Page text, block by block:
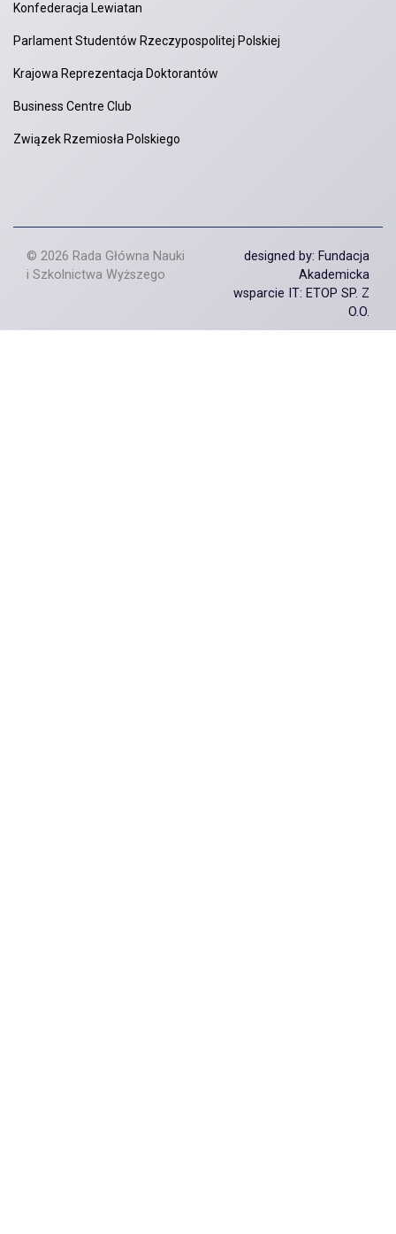
Konfederacja Lewiatan
Parlament Studentów Rzeczypospolitej Polskiej
Krajowa Reprezentacja Doktorantów
Business Centre Club
Związek Rzemiosła Polskiego
© 2026 Rada Główna Nauki
i Szkolnictwa Wyższego
designed by: Fundacja
Akademicka
wsparcie IT: ETOP SP. Z
O.O.